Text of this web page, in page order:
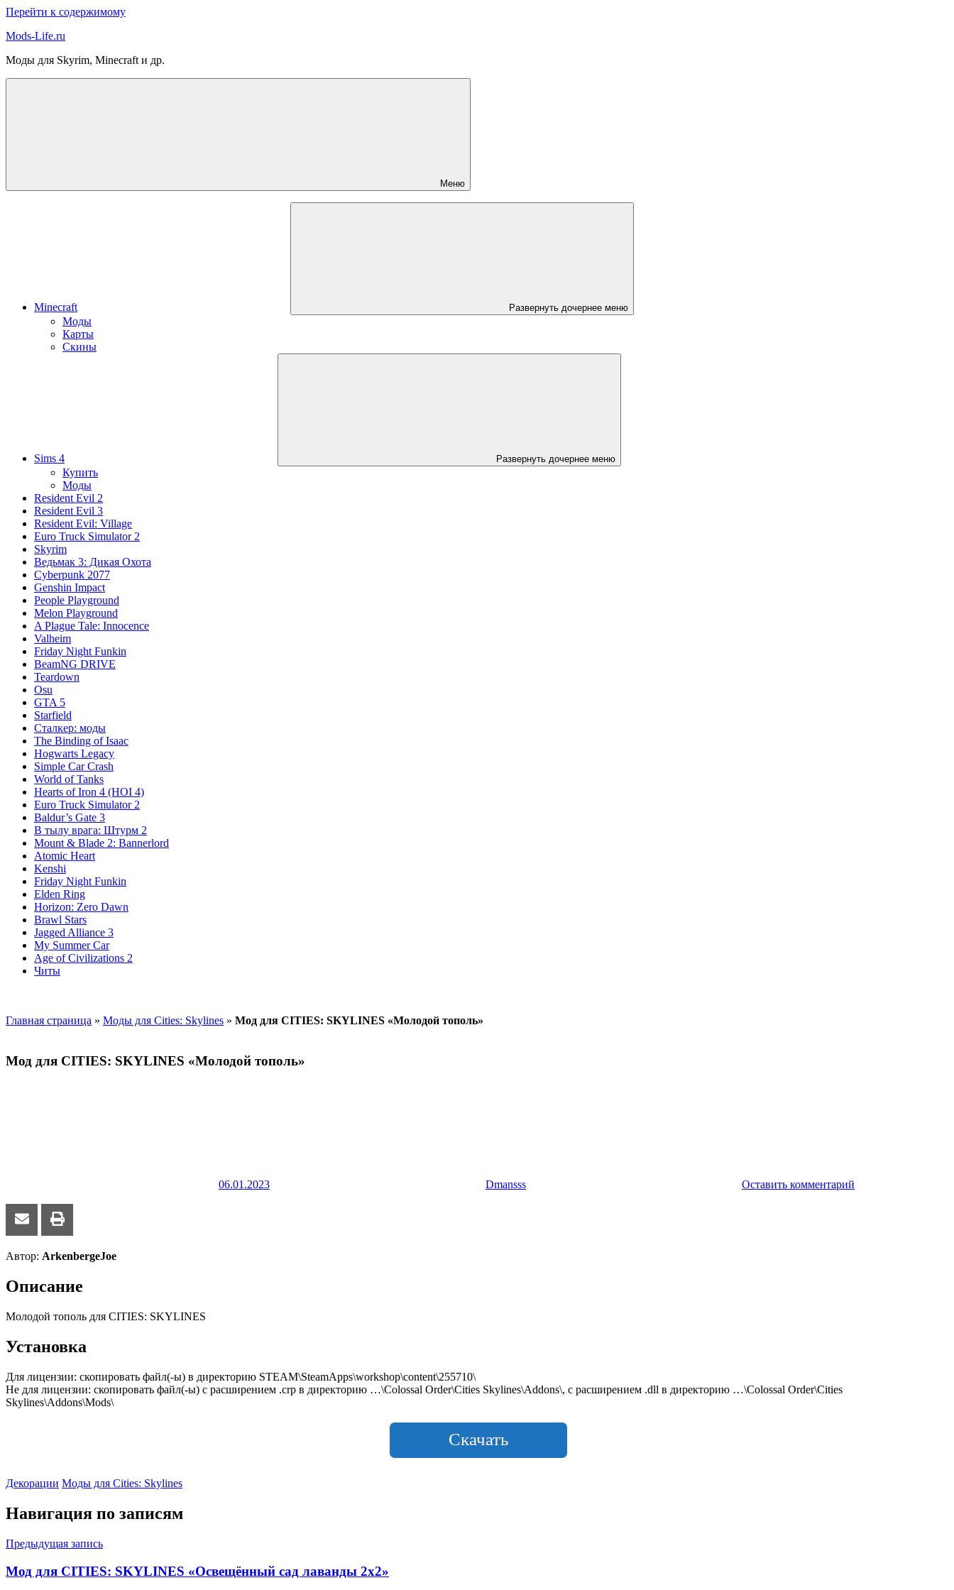
Перейти к содержимому
Mods-Life.ru
Моды для Skyrim, Minecraft и др.
Меню
Minecraft Развернуть дочернее меню
Моды
Карты
Скины
Sims 4 Развернуть дочернее меню
Купить
Моды
Resident Evil 2
Resident Evil 3
Resident Evil: Village
Euro Truck Simulator 2
Skyrim
Ведьмак 3: Дикая Охота
Cyberpunk 2077
Genshin Impact
People Playground
Melon Playground
A Plague Tale: Innocence
Valheim
Friday Night Funkin
BeamNG DRIVE
Teardown
Osu
GTA 5
Starfield
Сталкер: моды
The Binding of Isaac
Hogwarts Legacy
Simple Car Crash
World of Tanks
Hearts of Iron 4 (HOI 4)
Euro Truck Simulator 2
Baldur’s Gate 3
В тылу врага: Штурм 2
Mount & Blade 2: Bannerlord
Atomic Heart
Kenshi
Friday Night Funkin
Elden Ring
Horizon: Zero Dawn
Brawl Stars
Jagged Alliance 3
My Summer Car
Age of Civilizations 2
Читы
Главная страница » Моды для Cities: Skylines » Мод для CITIES: SKYLINES «Молодой тополь»
Мод для CITIES: SKYLINES «Молодой тополь»
06.01.2023 Dmansss Оставить комментарий
Автор: ArkenbergeJoe
Описание
Молодой тополь для CITIES: SKYLINES
Установка
Для лицензии: скопировать файл(-ы) в директорию STEAM\SteamApps\workshop\content\255710\
Не для лицензии: скопировать файл(-ы) с расширением .crp в директорию …\Colossal Order\Cities Skylines\Addons\, с расширением .dll в директорию …\Colossal Order\Cities
Skylines\Addons\Mods\
Скачать
Декорации Моды для Cities: Skylines
Навигация по записям
Предыдущая запись
Мод для CITIES: SKYLINES «Освещённый сад лаванды 2х2»